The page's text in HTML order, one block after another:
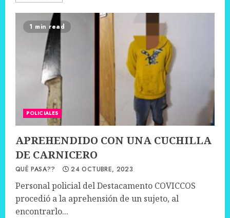
1 min read
POLICIALES
APREHENDIDO CON UNA CUCHILLA
DE CARNICERO
QUÉ PASA?? 24 OCTUBRE, 2023
Personal policial del Destacamento COVICCOS
procedió a la aprehensión de un sujeto, al
encontrarlo...